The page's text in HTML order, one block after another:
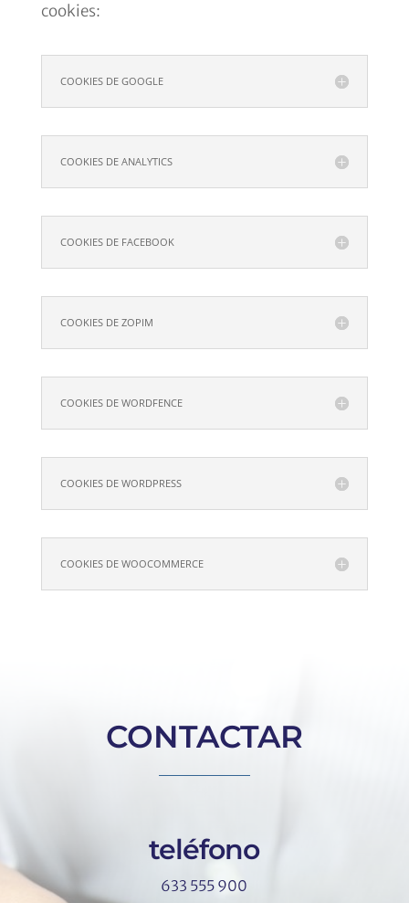
cookies:
COOKIES DE GOOGLE
COOKIES DE ANALYTICS
COOKIES DE FACEBOOK
COOKIES DE ZOPIM
COOKIES DE WORDFENCE
COOKIES DE WORDPRESS
COOKIES DE WOOCOMMERCE
CONTACTAR
teléfono
633 555 900